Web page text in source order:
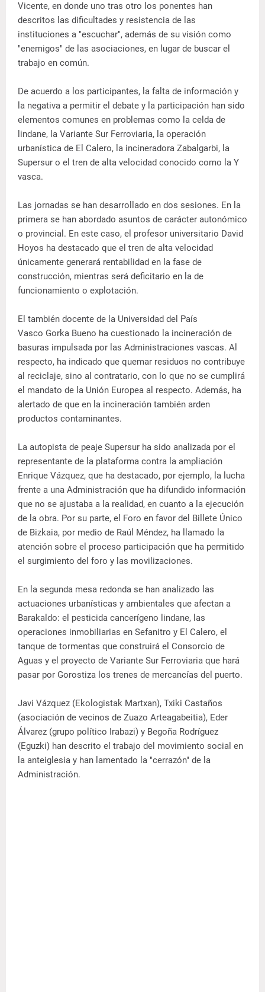
Vicente, en donde uno tras otro los ponentes han
descritos las dificultades y resistencia de las
instituciones a "escuchar", además de su visión como
"enemigos" de las asociaciones, en lugar de buscar el
trabajo en común.
De acuerdo a los participantes, la falta de información y
la negativa a permitir el debate y la participación han sido
elementos comunes en problemas como la celda de
lindane, la Variante Sur Ferroviaria, la operación
urbanística de El Calero, la incineradora Zabalgarbi, la
Supersur o el tren de alta velocidad conocido como la Y
vasca.
Las jornadas se han desarrollado en dos sesiones. En la
primera se han abordado asuntos de carácter autonómico
o provincial. En este caso, el profesor universitario David
Hoyos ha destacado que el tren de alta velocidad
únicamente generará rentabilidad en la fase de
construcción, mientras será deficitario en la de
funcionamiento o explotación.
El también docente de la Universidad del País
Vasco Gorka Bueno ha cuestionado la incineración de
basuras impulsada por las Administraciones vascas. Al
respecto, ha indicado que quemar residuos no contribuye
al reciclaje, sino al contratario, con lo que no se cumplirá
el mandato de la Unión Europea al respecto. Además, ha
alertado de que en la incineración también arden
productos contaminantes.
La autopista de peaje Supersur ha sido analizada por el
representante de la plataforma contra la ampliación
Enrique Vázquez, que ha destacado, por ejemplo, la lucha
frente a una Administración que ha difundido información
que no se ajustaba a la realidad, en cuanto a la ejecución
de la obra. Por su parte, el Foro en favor del Billete Único
de Bizkaia, por medio de Raúl Méndez, ha llamado la
atención sobre el proceso participación que ha permitido
el surgimiento del foro y las movilizaciones.
En la segunda mesa redonda se han analizado las
actuaciones urbanísticas y ambientales que afectan a
Barakaldo: el pesticida cancerígeno lindane, las
operaciones inmobiliarias en Sefanitro y El Calero, el
tanque de tormentas que construirá el Consorcio de
Aguas y el proyecto de Variante Sur Ferroviaria que hará
pasar por Gorostiza los trenes de mercancías del puerto.
Javi Vázquez (Ekologistak Martxan), Txiki Castaños
(asociación de vecinos de Zuazo Arteagabeitia), Eder
Álvarez (grupo político Irabazi) y Begoña Rodríguez
(Eguzki) han descrito el trabajo del movimiento social en
la anteiglesia y han lamentado la "cerrazón" de la
Administración.